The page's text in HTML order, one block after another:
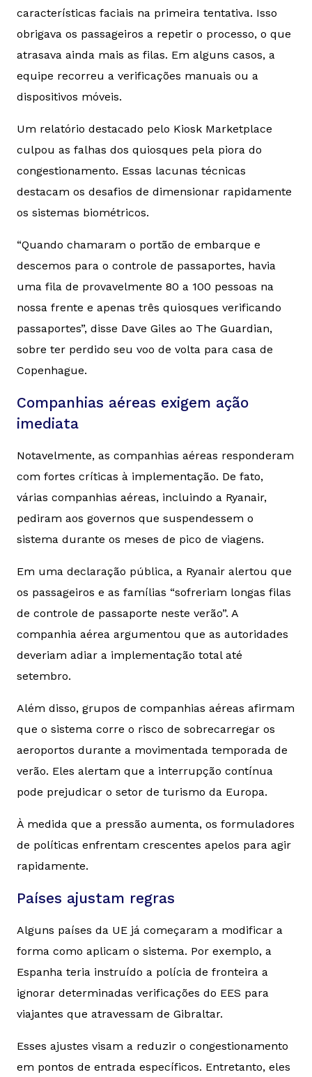
características faciais na primeira tentativa. Isso
obrigava os passageiros a repetir o processo, o que
atrasava ainda mais as filas. Em alguns casos, a
equipe recorreu a verificações manuais ou a
dispositivos móveis.
Um relatório destacado pelo Kiosk Marketplace
culpou as falhas dos quiosques pela piora do
congestionamento. Essas lacunas técnicas
destacam os desafios de dimensionar rapidamente
os sistemas biométricos.
“Quando chamaram o portão de embarque e
descemos para o controle de passaportes, havia
uma fila de provavelmente 80 a 100 pessoas na
nossa frente e apenas três quiosques verificando
passaportes”, disse Dave Giles ao The Guardian,
sobre ter perdido seu voo de volta para casa de
Copenhague.
Companhias aéreas exigem ação
imediata
Notavelmente, as companhias aéreas responderam
com fortes críticas à implementação. De fato,
várias companhias aéreas, incluindo a Ryanair,
pediram aos governos que suspendessem o
sistema durante os meses de pico de viagens.
Em uma declaração pública, a Ryanair alertou que
os passageiros e as famílias “sofreriam longas filas
de controle de passaporte neste verão”. A
companhia aérea argumentou que as autoridades
deveriam adiar a implementação total até
setembro.
Além disso, grupos de companhias aéreas afirmam
que o sistema corre o risco de sobrecarregar os
aeroportos durante a movimentada temporada de
verão. Eles alertam que a interrupção contínua
pode prejudicar o setor de turismo da Europa.
À medida que a pressão aumenta, os formuladores
de políticas enfrentam crescentes apelos para agir
rapidamente.
Países ajustam regras
Alguns países da UE já começaram a modificar a
forma como aplicam o sistema. Por exemplo, a
Espanha teria instruído a polícia de fronteira a
ignorar determinadas verificações do EES para
viajantes que atravessam de Gibraltar.
Esses ajustes visam a reduzir o congestionamento
em pontos de entrada específicos. Entretanto, eles